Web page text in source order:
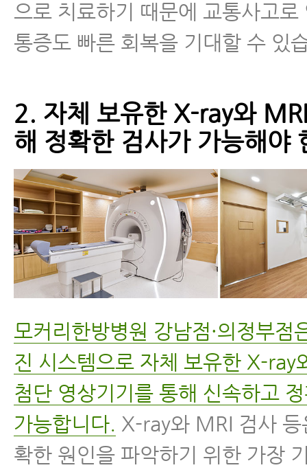
으로 치료하기 때문에 교통사고로
통증도 빠른 회복을 기대할 수 있
2. 자체 보유한 X-ray와
해 정확한 검사가 가능해야
모커리한방병원 강남점·의정부
진 시스템으로 자체 보유한 X-ray
첨단 영상기기를 통해 신속하고
가능합니다. X-ray와 MRI 검사 등
확한 원인을 파악하기 위한 가장